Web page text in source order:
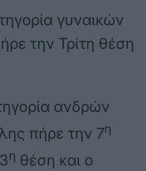
γυναικών
την Τρίτη θέση
ανδρών
πήρε την 7η
η θέση και ο